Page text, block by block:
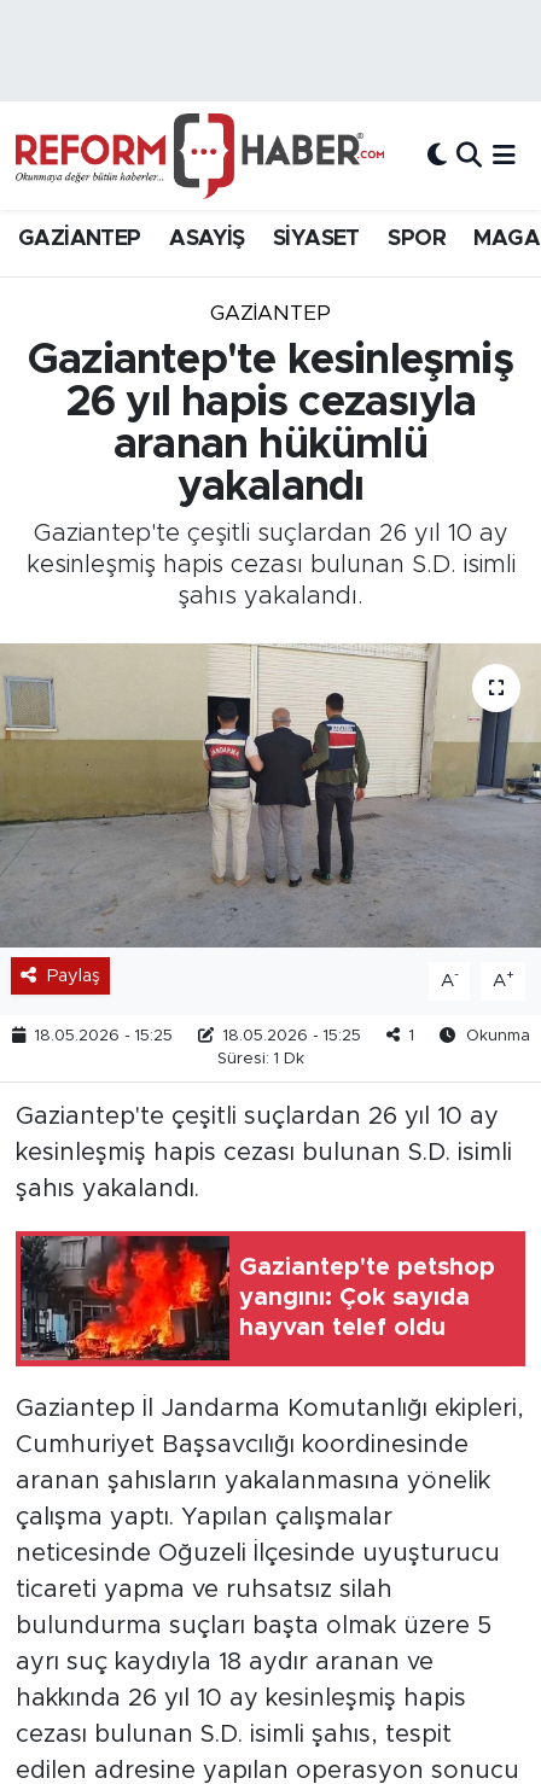
GAZİANTEP ASAYİŞ SİYASET SPOR
GAZIANTEP
Gaziantep'te kesinleşmiş
26 yıl hapis cezasıyla
aranan hükümlü
yakalandı
Gaziantep'te çeşitli suçlardan 26 yıl 10 ay
kesinleşmiş hapis cezası bulunan S.D. isimli
şahıs yakalandı.
Paylaş A- A+
18.05.2026 - 15:25 18.05.2026 - 15:25 1
Okunma
Süresi: 1 Dk
Gaziantep'te çeşitli suçlardan 26 yıl 10 ay
kesinleşmiş hapis cezası bulunan S.D. isimli
şahıs yakalandı.
Gaziantep'te petshop
yangını: Çok sayıda
hayvan telef oldu
Gaziantep İl Jandarma Komutanlığı ekipleri,
Cumhuriyet Başsavcılığı koordinesinde
aranan şahısların yakalanmasına yönelik
çalışma yaptı. Yapılan çalışmalar
neticesinde Oğuzeli İlçesinde uyuşturucu
ticareti yapma ve ruhsatsız silah
bulundurma suçları başta olmak üzere 5
ayrı suç kaydıyla 18 aydır aranan ve
hakkında 26 yıl 10 ay kesinleşmiş hapis
cezası bulunan S.D. isimli şahıs, tespit
edilen adresine yapılan operasyon sonucu
Hava Durumu
Süper Lig Puan Durumu ve Fikstür
Tüm Manşetler
Son Dakika Haberleri
Haber Arşivi